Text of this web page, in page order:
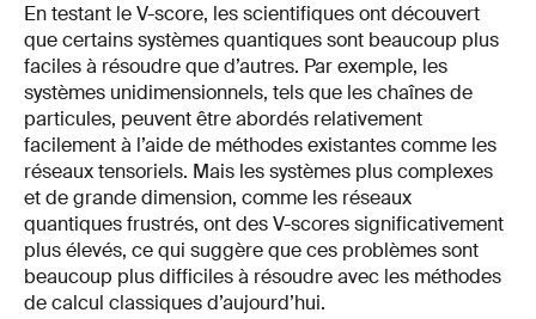
En testant le V-score, les scientifiques ont découvert
que certains systèmes quantiques sont beaucoup plus
faciles à résoudre que d’autres. Par exemple, les
systèmes unidimensionnels, tels que les chaînes de
particules, peuvent être abordés relativement
facilement à l’aide de méthodes existantes comme les
réseaux tensoriels. Mais les systèmes plus complexes
et de grande dimension, comme les réseaux
quantiques frustrés, ont des V-scores significativement
plus élevés, ce qui suggère que ces problèmes sont
beaucoup plus difficiles à résoudre avec les méthodes
de calcul classiques d’aujourd’hui.